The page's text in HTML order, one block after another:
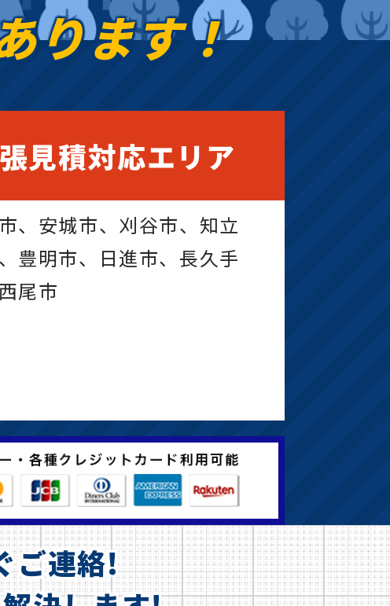
ります！
見積対応エリア
、安城市、刈谷市、知立
豊明市、日進市、長久手
尾市
ご連絡!